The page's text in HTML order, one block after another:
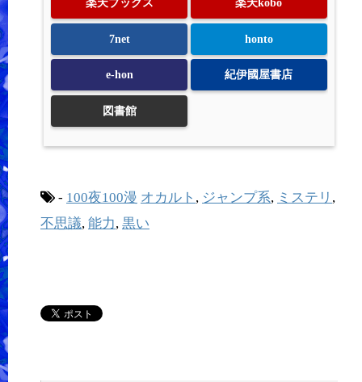
楽天ブックス 楽天kobo
7net honto
e-hon 紀伊國屋書店
図書館
- 100夜100漫 オカルト , ジャンプ系, ミステリ ,
不思議, 能力, 黒い